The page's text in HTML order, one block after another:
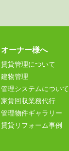
オーナー様へ
賃貸管理について
建物管理
管理システムについて
家賃回収業務代行
管理物件ギャラリー
賃貸リフォーム事例